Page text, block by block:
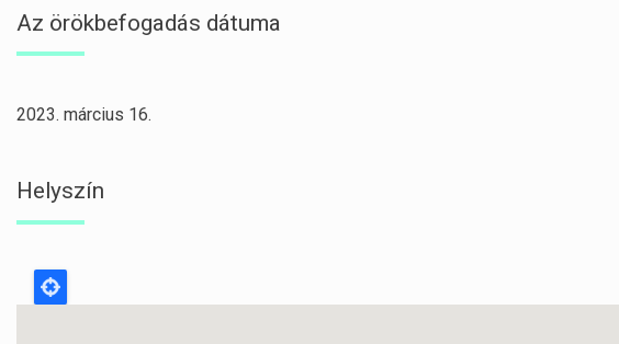
Az örökbefogadás dátuma
2023. március 16.
Helyszín